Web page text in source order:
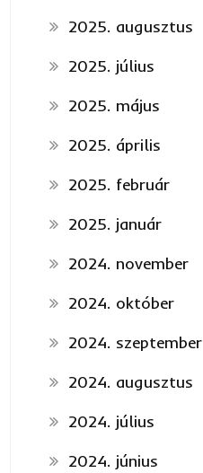
2025. augusztus
2025. július
2025. május
2025. április
2025. február
2025. január
2024. november
2024. október
2024. szeptember
2024. augusztus
2024. július
2024. június